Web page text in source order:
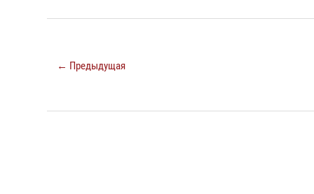
← Предыдущая